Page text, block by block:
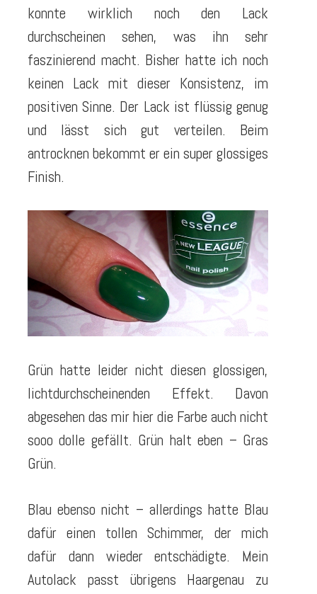
konnte wirklich noch den Lack
durchscheinen sehen, was ihn sehr
faszinierend macht. Bisher hatte ich noch
keinen Lack mit dieser Konsistenz, im
positiven Sinne. Der Lack ist flüssig genug
und lässt sich gut verteilen. Beim
antrocknen bekommt er ein super glossiges
Finish.
Grün hatte leider nicht diesen glossigen,
lichtdurchscheinenden Effekt. Davon
abgesehen das mir hier die Farbe auch nicht
sooo dolle gefällt. Grün halt eben – Gras
Grün.
Blau ebenso nicht – allerdings hatte Blau
dafür einen tollen Schimmer, der mich
dafür dann wieder entschädigte. Mein
Autolack passt übrigens Haargenau zu